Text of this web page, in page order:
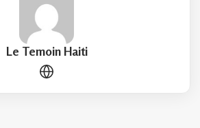
Le Temoin Haiti